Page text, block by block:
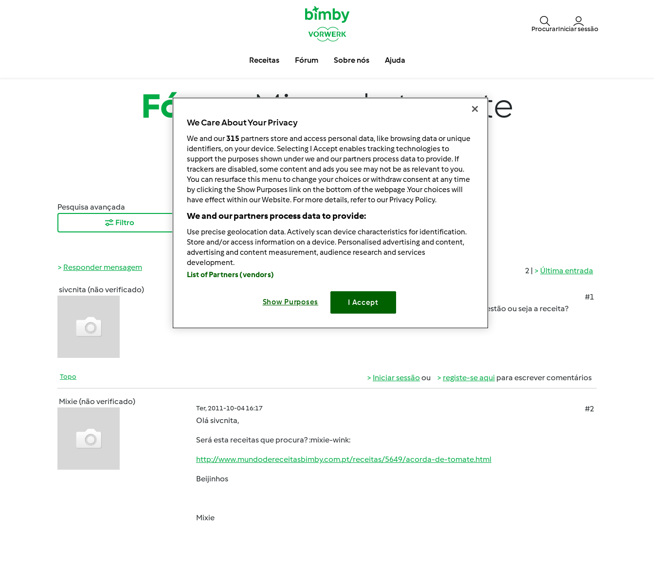
ProcurarIniciar sessão
Receitas Fórum Sobre nós Ajuda
FórumMigas de tomate
Pesquisa avançada
Filtro
Mais Recentes
2 | Última entrada
Responder mensagem
sivcnita (não verificado)
#1
Oi não encontro a receita de Migas de tomate para bimby e pode me dar uma suguestão ou seja a receita?
Topo Iniciar sessão ou registe-se aqui para escrever comentários
Mixie (não verificado)
Ter, 2011-10-04 16:17
#2
Olá sivcnita,
Será esta receitas que procura? :mixie-wink:
http://www.mundodereceitasbimby.com.pt/receitas/5649/acorda-de-tomate.html
Beijinhos
Mixie
We Care About Your Privacy
We and our315 partners store and access personal data, like browsing data or unique
identifiers, on your device. Selecting I Accept enables tracking technologies to
support the purposes shown under we and our partners process data to provide. If
trackers are disabled, some content and ads you see may not be as relevant to you.
You can resurface this menu to change your choices or withdraw consent at any time
by clicking the Show Purposes link on the bottom of the webpage .Your choices will
have effect within our Website. For more details, refer to our Privacy Policy.
We and our partners process data to provide:
Use precise geolocation data. Actively scan device characteristics for identification.
Store and/or access information on a device. Personalised advertising and content,
advertising and content measurement, audience research and services
development.
List of Partners (vendors)
Show Purposes I Accept